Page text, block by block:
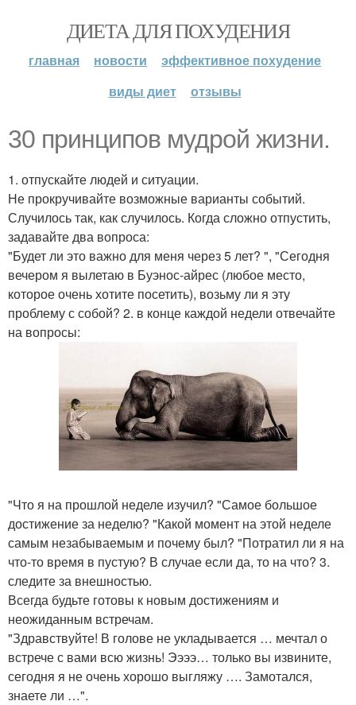
ДИЕТА ДЛЯ ПОХУДЕНИЯ
главная новости
эффективное похудение
виды диет
отзывы
30 принципов мудрой жизни.
1. отпускайте людей и ситуации.
Не прокручивайте возможные варианты событий.
Случилось так, как случилось. Когда сложно отпустить,
задавайте два вопроса:
"Будет ли это важно для меня через 5 лет? ", "Сегодня
вечером я вылетаю в Буэнос-айрес (любое место,
которое очень хотите посетить), возьму ли я эту
проблему с собой? 2. в конце каждой недели отвечайте
на вопросы:
"Что я на прошлой неделе изучил? "Самое большое
достижение за неделю? "Какой момент на этой неделе
самым незабываемым и почему был? "Потратил ли я на
что-то время в пустую? В случае если да, то на что? 3.
следите за внешностью.
Всегда будьте готовы к новым достижениям и
неожиданным встречам.
"Здравствуйте! В голове не укладывается … мечтал о
встрече с вами всю жизнь! Ээээ… только вы извините,
сегодня я не очень хорошо выгляжу …. Замотался,
знаете ли …".